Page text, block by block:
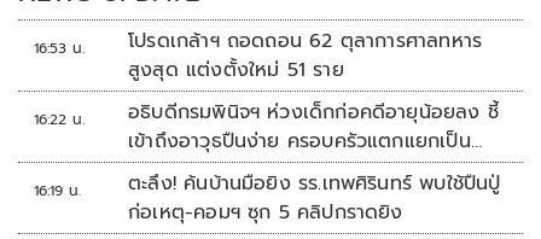
16:53 น.
โปรดเกล้าฯ ถอดถอน 62 ตุลาการศาลทหาร
สูงสุด แต่งตั้งใหม่ 51 ราย
16:22 น.
อธิบดีกรมพินิจฯ ห่วงเด็กก่อคดีอายุน้อยลง ชี้
เข้าถึงอาวุธปืนง่าย ครอบครัวแตกแยกเป็น
ชนวนสำคัญ
16:19 น.
ตะลึง! ค้นบ้านมือยิง รร.เทพศิรินทร์ พบใช้ปืนปู่
ก่อเหตุ-คอมฯ ซุก 5 คลิปกราดยิง